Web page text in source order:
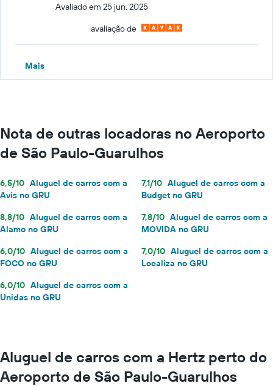
Avaliado em 25 jun. 2025
avaliação de
Mais
Nota de outras locadoras no Aeroporto
de São Paulo-Guarulhos
6,5/10 Aluguel de carros com a
Avis no GRU
7,1/10 Aluguel de carros com a
Budget no GRU
8,8/10 Aluguel de carros com a
Alamo no GRU
7,8/10 Aluguel de carros com a
MOVIDA no GRU
6,0/10 Aluguel de carros com a
FOCO no GRU
7,0/10 Aluguel de carros com a
Localiza no GRU
6,0/10 Aluguel de carros com a
Unidas no GRU
Aluguel de carros com a Hertz perto do
Aeroporto de São Paulo-Guarulhos